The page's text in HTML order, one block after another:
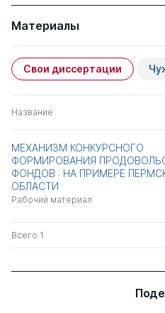
Материалы
Свои диссертации
Название
МЕХАНИЗМ КОНКУРСНОГО
ФОРМИРОВАНИЯ
ФОНДОВ : НА ПРИМЕРЕ
ОБЛАСТИ
Рабочий материал
Всего 1